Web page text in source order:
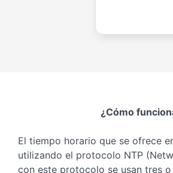
¿Cómo
El tiempo horario que se ofrece
utilizando el protocolo NTP
con este protocolo se usan tres